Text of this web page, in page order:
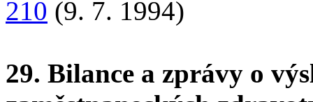
210 (9. 7. 1994)
29. Bilance a zprávy o